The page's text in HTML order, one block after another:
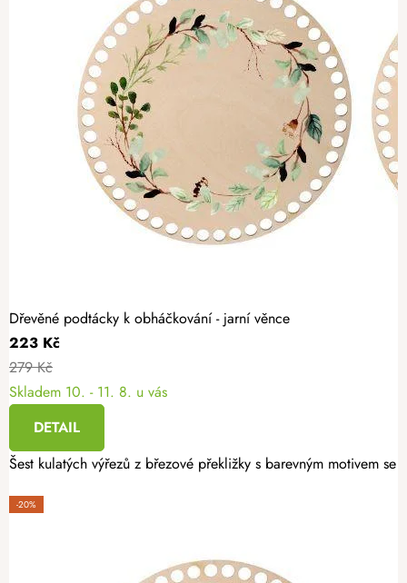
Dřevěné podtácky k obháčkování - jarní věnce
223 Kč
279 Kč
Skladem 10. - 11. 8. u vás
DETAIL
Šest kulatých výřezů z březové překližky s barevným motivem
-20%